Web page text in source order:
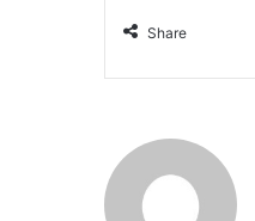
Share